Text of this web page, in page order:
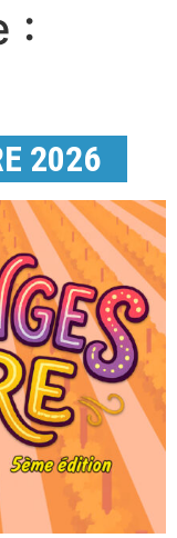
:
2026